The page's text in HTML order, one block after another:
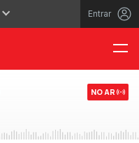
Entrar
NO AR